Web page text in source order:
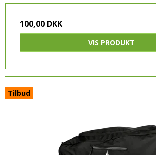
100,00 DKK
VIS PRODUKT
Tilbud